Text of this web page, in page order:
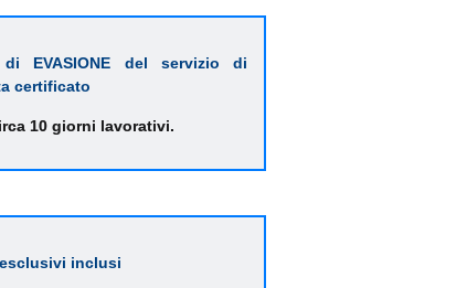
di EVASIONE del servizio di
certificato
10 giorni lavorativi.
inclusi